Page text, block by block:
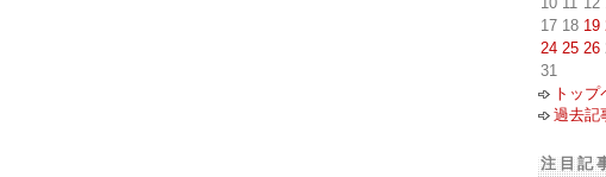
17 18 19
24 25 26
31
トップ
過去記
注目記